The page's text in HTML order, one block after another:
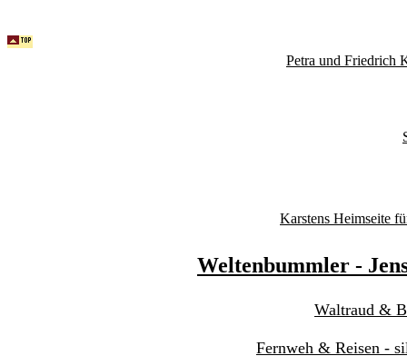
Petra und Friedrich
Karstens Heimseite
Weltenbummler -
Waltraud &
Fernweh & Reisen -